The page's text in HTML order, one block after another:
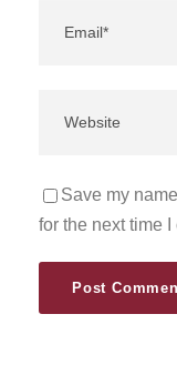
Save my
for the next time I